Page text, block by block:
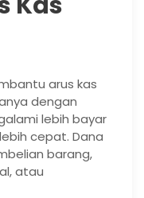
arus kas
dengan
lebih bayar
cepat. Dana
barang,
atau